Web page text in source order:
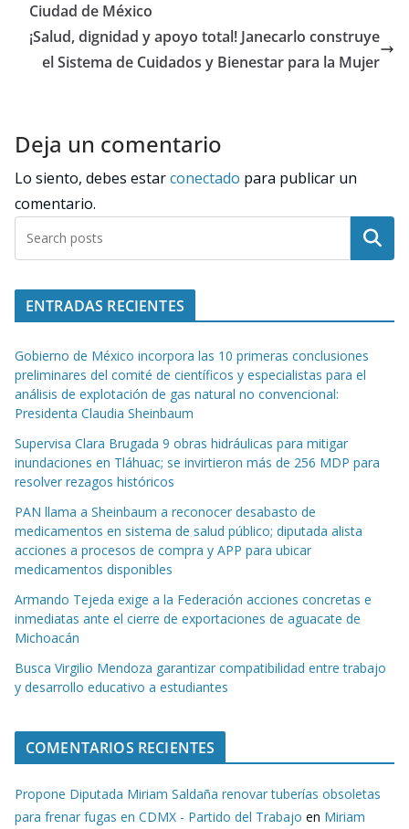
Ciudad de México
¡Salud, dignidad y apoyo total! Janecarlo construye
el Sistema de Cuidados y Bienestar para la Mujer
Deja un comentario
Lo siento, debes estarconectado para publicar un
comentario.
Buscar
ENTRADAS RECIENTES
Gobierno de México incorpora las 10 primeras conclusiones
preliminares del comité de científicos y especialistas para el
análisis de explotación de gas natural no convencional:
Presidenta Claudia Sheinbaum
Supervisa Clara Brugada 9 obras hidráulicas para mitigar
inundaciones en Tláhuac; se invirtieron más de 256 MDP para
resolver rezagos históricos
PAN llama a Sheinbaum a reconocer desabasto de
medicamentos en sistema de salud público; diputada alista
acciones a procesos de compra y APP para ubicar
medicamentos disponibles
Armando Tejeda exige a la Federación acciones concretas e
inmediatas ante el cierre de exportaciones de aguacate de
Michoacán
Busca Virgilio Mendoza garantizar compatibilidad entre trabajo
y desarrollo educativo a estudiantes
COMENTARIOS RECIENTES
Propone Diputada Miriam Saldaña renovar tuberías obsoletas
para frenar fugas en CDMX - Partido del Trabajo en Miriam